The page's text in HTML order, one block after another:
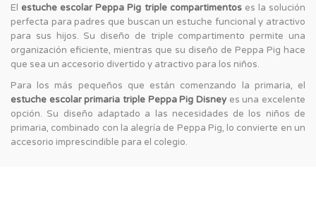
El estuche escolar Peppa Pig triple compartimentoses la solución
perfecta para padres que buscan un estuche funcional y atractivo
para sus hijos. Su diseño de triple compartimento permite una
organización eficiente, mientras que su diseño de Peppa Pig hace
que sea un accesorio divertido y atractivo para los niños.
Para los más pequeños que están comenzando la primaria, el
estuche escolar primaria triple Peppa Pig Disney es una excelente
opción. Su diseño adaptado a las necesidades de los niños de
primaria, combinado con la alegría de Peppa Pig, lo convierte en un
accesorio imprescindible para el colegio.